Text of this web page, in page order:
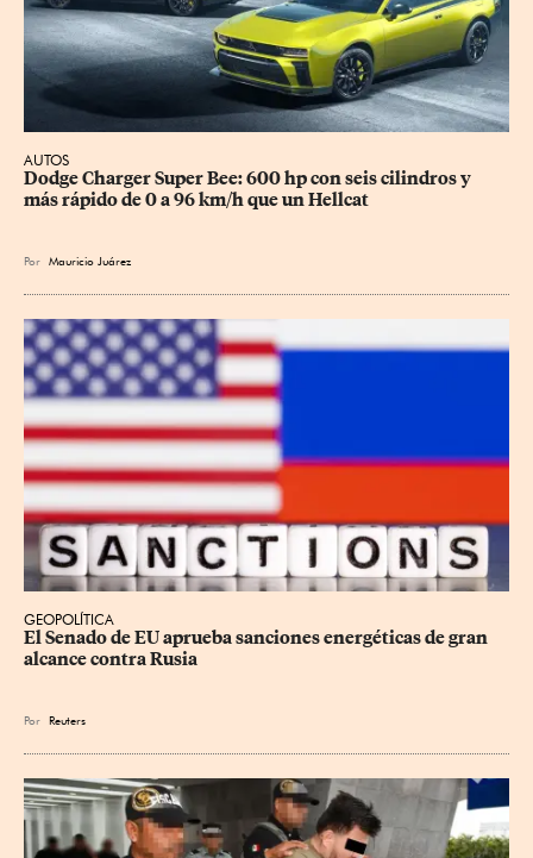
AUTOS
Dodge Charger Super Bee: 600 hp con seis cilindros y
más rápido de 0 a 96 km/h que un Hellcat
Por Mauricio Juárez
GEOPOLÍTICA
El Senado de EU aprueba sanciones energéticas de gran
alcance contra Rusia
Por Reuters